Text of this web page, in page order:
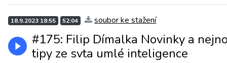
18.9.2023 18:55 52:04 soubor ke stažení
#175: Filip Dímalka Novinky a
tipy ze svta umlé inteligence